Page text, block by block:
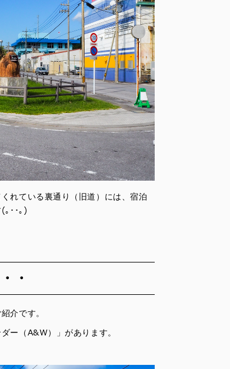
れている裏通り（旧道）には、宿泊
｡･･｡)
・
介です。
ー（A&W）」があります。